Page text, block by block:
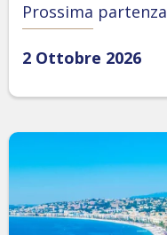
Prossima partenza
2 Ottobre 2026